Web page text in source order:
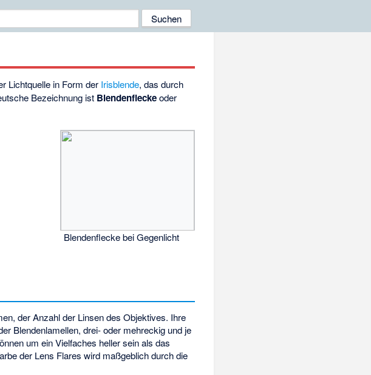
Lichtquelle in Form der Irisblende, das durch
Bezeichnung ist Blendenfleckeoder
Blendenflecke bei Gegenlicht
der Anzahl der Linsen des Objektives. Ihre
Blendenlamellen, drei- oder mehreckig und je
um ein Vielfaches heller sein als das
der Lens Flares wird maßgeblich durch die